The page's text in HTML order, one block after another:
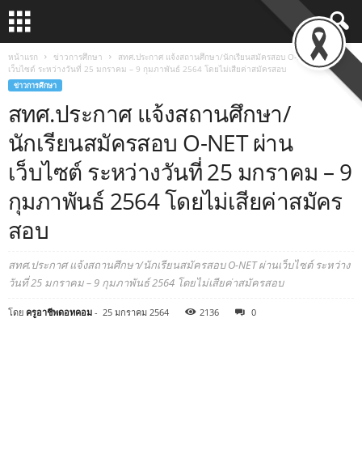
หน้าแรก ข่าวการศึกษา
สทศ.ประกาศ แจ้งสถานศึกษา/นักเรียนสมัครสอบ O-NET ผ่าน
เว็บไซต์ ระหว่างวันที่ 25 มกราคม – 9 กุมภาพันธ์ 2564 โดยไม่เสียค่าสมัครสอบ
ข่าวการศึกษา
สทศ.ประกาศ แจ้งสถานศึกษา/
นักเรียนสมัครสอบ O-NET ผ่าน
เว็บไซต์ ระหว่างวันที่ 25 มกราคม – 9
กุมภาพันธ์ 2564 โดยไม่เสียค่าสมัคร
สอบ
สทศ.ประกาศ แจ้งสถานศึกษา/นักเรียนสมัครสอบ O-NET ผ่านเว็บไซต์ ระหว่าง
วันที่ 25 มกราคม – 9 กุมภาพันธ์ 2564 โดยไม่เสียค่าสมัครสอบ
โดย ครูอาชีพดอทคอม - 25 มกราคม 2564 2136 0